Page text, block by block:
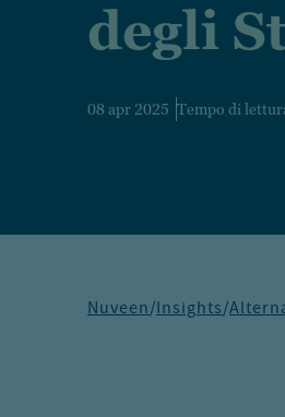
degli
08 apr 2025 Tempo di
Nuveen/Insights/